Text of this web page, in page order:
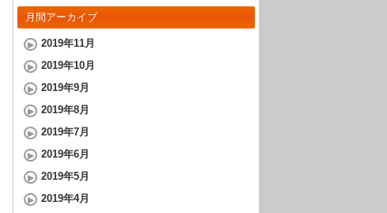
月間アーカイブ
2019年11月
2019年10月
2019年9月
2019年8月
2019年7月
2019年6月
2019年5月
2019年4月